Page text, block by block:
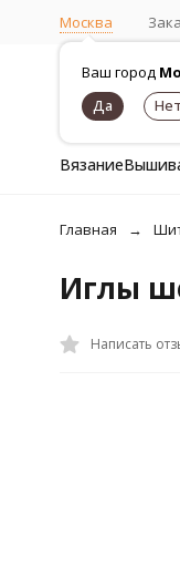
Москва
Ваш город
Вязание
Главная
Иглы
Написать